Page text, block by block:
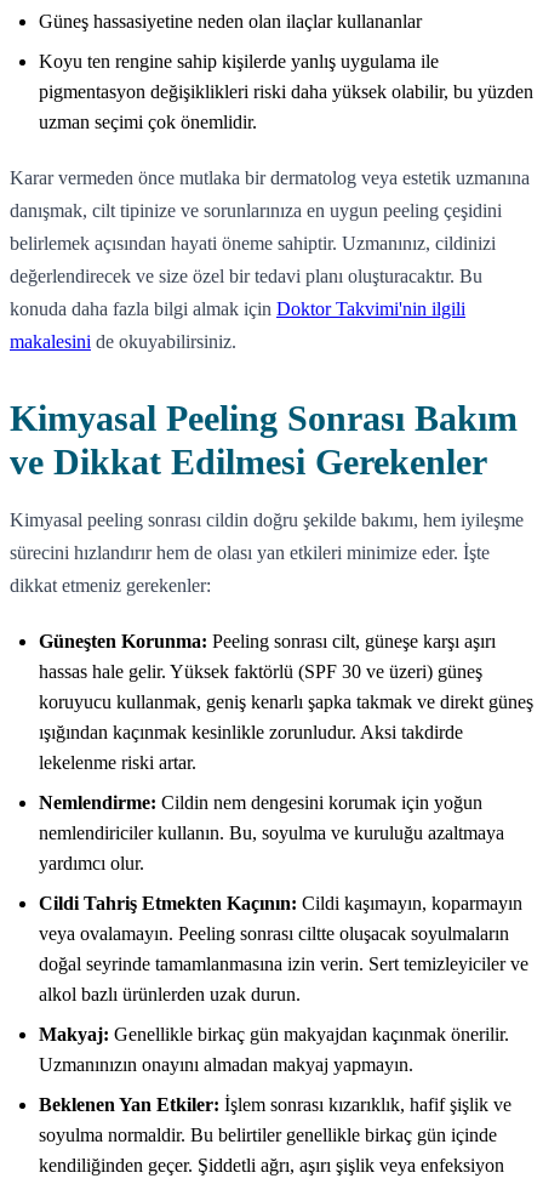
Güneş hassasiyetine neden olan ilaçlar kullananlar
Koyu ten rengine sahip kişilerde yanlış uygulama ile
pigmentasyon değişiklikleri riski daha yüksek olabilir, bu yüzden
uzman seçimi çok önemlidir.
Karar vermeden önce mutlaka bir dermatolog veya estetik uzmanına
danışmak, cilt tipinize ve sorunlarınıza en uygun peeling çeşidini
belirlemek açısından hayati öneme sahiptir. Uzmanınız, cildinizi
değerlendirecek ve size özel bir tedavi planı oluşturacaktır. Bu
konuda daha fazla bilgi almak için Doktor Takvimi'nin ilgili
makalesini de okuyabilirsiniz.
Kimyasal Peeling Sonrası Bakım
ve Dikkat Edilmesi Gerekenler
Kimyasal peeling sonrası cildin doğru şekilde bakımı, hem iyileşme
sürecini hızlandırır hem de olası yan etkileri minimize eder. İşte
dikkat etmeniz gerekenler:
Güneşten Korunma: Peeling sonrası cilt, güneşe karşı aşırı
hassas hale gelir. Yüksek faktörlü (SPF 30 ve üzeri) güneş
koruyucu kullanmak, geniş kenarlı şapka takmak ve direkt güneş
ışığından kaçınmak kesinlikle zorunludur. Aksi takdirde
lekelenme riski artar.
Nemlendirme: Cildin nem dengesini korumak için yoğun
nemlendiriciler kullanın. Bu, soyulma ve kuruluğu azaltmaya
yardımcı olur.
Cildi Tahriş Etmekten Kaçının: Cildi kaşımayın, koparmayın
veya ovalamayın. Peeling sonrası ciltte oluşacak soyulmaların
doğal seyrinde tamamlanmasına izin verin. Sert temizleyiciler ve
alkol bazlı ürünlerden uzak durun.
Makyaj: Genellikle birkaç gün makyajdan kaçınmak önerilir.
Uzmanınızın onayını almadan makyaj yapmayın.
Beklenen Yan Etkiler: İşlem sonrası kızarıklık, hafif şişlik ve
soyulma normaldir. Bu belirtiler genellikle birkaç gün içinde
kendiliğinden geçer. Şiddetli ağrı, aşırı şişlik veya enfeksiyon